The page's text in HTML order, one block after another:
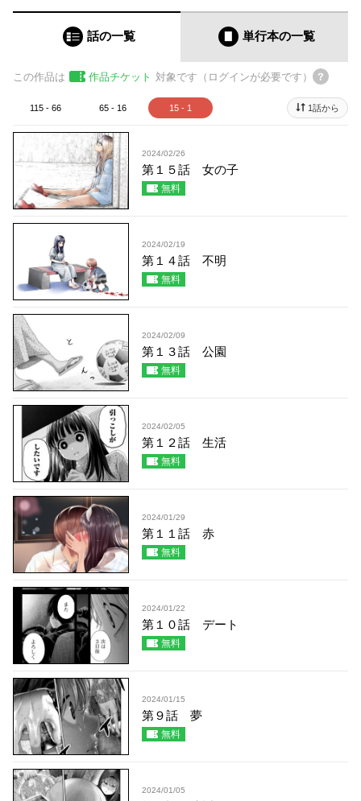
話の一覧 単行本の一覧
この作品は 作品チケット 対象です（ログインが必要です）
115 - 66 65 - 16 15 - 1 1話から
2024/02/26
第１５話 女の子
無料
2024/02/19
第１４話 不明
無料
2024/02/09
第１３話 公園
無料
2024/02/05
第１２話 生活
無料
2024/01/29
第１１話 赤
無料
2024/01/22
第１０話 デート
無料
2024/01/15
第９話 夢
無料
2024/01/05